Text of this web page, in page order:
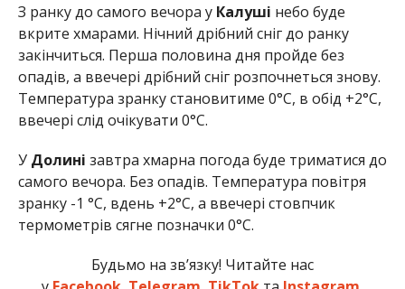
З ранку до самого вечора у Калуші небо буде
вкрите хмарами. Нічний дрібний сніг до ранку
закінчиться. Перша половина дня пройде без
опадів, а ввечері дрібний сніг розпочнеться знову.
Температура зранку становитиме 0°C, в обід +2°C,
ввечері слід очікувати 0°C.
У Долині завтра хмарна погода буде триматися до
самого вечора. Без опадів. Температура повітря
зранку -1 °C, вдень +2°C, а ввечері стовпчик
термометрів сягне позначки 0°C.
Будьмо на зв’язку! Читайте нас